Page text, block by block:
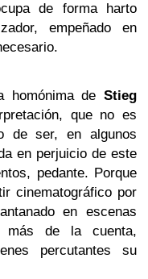
de forma harto
empeñado en
homónima de Stieg
que no es
de ser, en algunos
en perjuicio de este
pedante. Porque
cinematográfico por
en escenas
más de la cuenta,
percutantes su